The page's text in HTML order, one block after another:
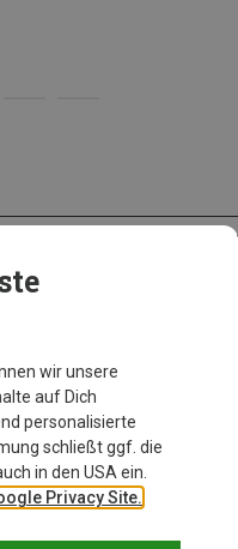
wir unsere
auf Dich
personalisierte
schließt ggf. die
in den USA ein.
Privacy Site.